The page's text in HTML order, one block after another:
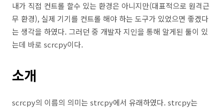
내가 직접 컨트롤 할수 있는 환경은 아니지만(대표적으로 원격근
무 환경), 실제 기기를 컨트롤 해야 하는 도구가 있었으면 좋겠다
는 생각을 하였다. 그러던 중 개발자 지인을 통해 알게된 툴이 있
는데 바로 scrcpy이다.
소개
scrcpy의 이름의 의미는 strcpy에서 유래하였다. strcpy는